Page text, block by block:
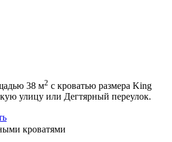
38 м2 с кроватью размера King
улицу или Дегтярный переулок.